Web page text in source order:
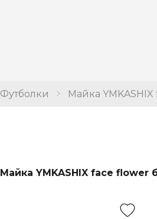
Футболки Майка
Майка YMKASHIX face flower